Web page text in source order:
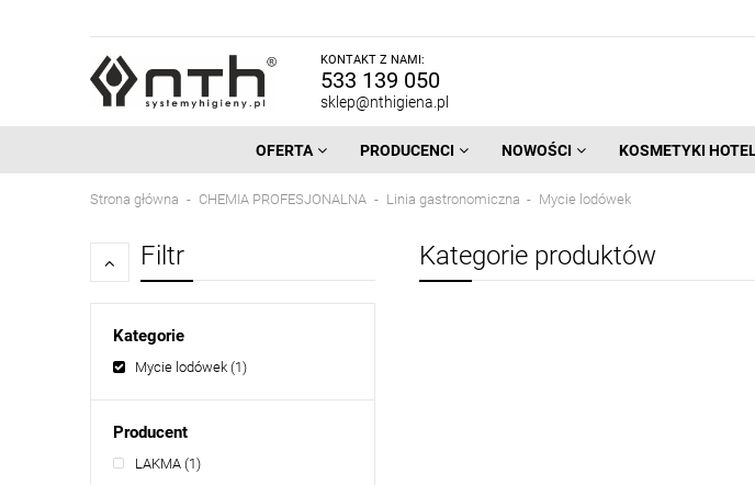
KONTAKT Z NAMI:
533 139 050
sklep@nthigiena.pl
OFERTA PRODUCENCI NOWOŚCI KOSMETYKI
Strona główna CHEMIA PROFESJONALNA Linia gastronomiczna Mycie lodówek
Filtr
Kategorie
Mycie lodówek (1)
Producent
LAKMA (1)
Kategorie produktów